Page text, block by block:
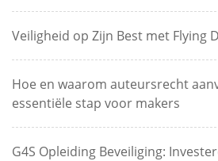
Veiligheid op Zijn Best met Flying
Hoe en waarom auteursrecht
essentiële stap voor makers
G4S Opleiding Beveiliging: